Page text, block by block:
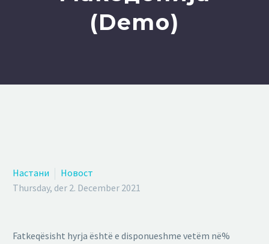
(Demo)
Настани
Новост
Thursday, der 2. December 2021
Fatkeqësisht hyrja është e disponueshme vetëm në%